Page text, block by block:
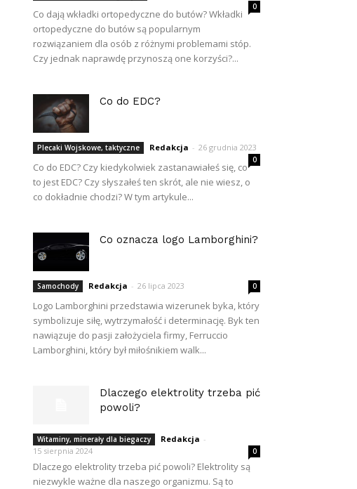
0
Co dają wkładki ortopedyczne do butów? Wkładki
ortopedyczne do butów są popularnym
rozwiązaniem dla osób z różnymi problemami stóp.
Czy jednak naprawdę przynoszą one korzyści?...
Co do EDC?
Plecaki Wojskowe, taktyczne Redakcja - 26 grudnia 2023
0
Co do EDC? Czy kiedykolwiek zastanawiałeś się, co
to jest EDC? Czy słyszałeś ten skrót, ale nie wiesz, o
co dokładnie chodzi? W tym artykule...
Co oznacza logo Lamborghini?
Samochody Redakcja - 26 lipca 2023 0
Logo Lamborghini przedstawia wizerunek byka, który
symbolizuje siłę, wytrzymałość i determinację. Byk ten
nawiązuje do pasji założyciela firmy, Ferruccio
Lamborghini, który był miłośnikiem walk...
Dlaczego elektrolity trzeba pić
powoli?
Witaminy, minerały dla biegaczy Redakcja -
15 sierpnia 2024
0
Dlaczego elektrolity trzeba pić powoli? Elektrolity są
niezwykle ważne dla naszego organizmu. Są to